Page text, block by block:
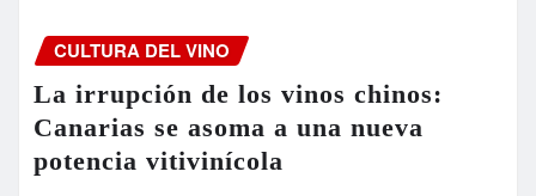
CULTURA DEL VINO
La irrupción de los vinos chinos:
Canarias se asoma a una nueva
potencia vitivinícola